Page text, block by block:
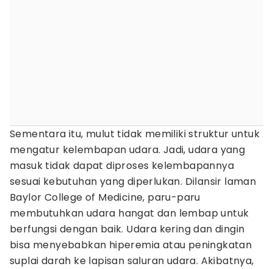
Sementara itu, mulut tidak memiliki struktur untuk
mengatur kelembapan udara. Jadi, udara yang
masuk tidak dapat diproses kelembapannya
sesuai kebutuhan yang diperlukan. Dilansir laman
Baylor College of Medicine, paru-paru
membutuhkan udara hangat dan lembap untuk
berfungsi dengan baik. Udara kering dan dingin
bisa menyebabkan hiperemia atau peningkatan
suplai darah ke lapisan saluran udara. Akibatnya,